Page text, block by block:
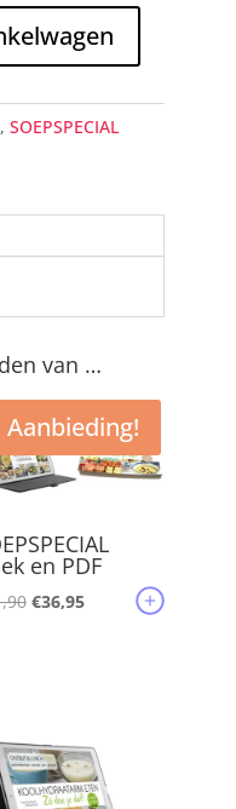
,SOEPSPECIAL
van …
Aanbieding!
en PDF
Oorspronkelijke
€36,95Huidige